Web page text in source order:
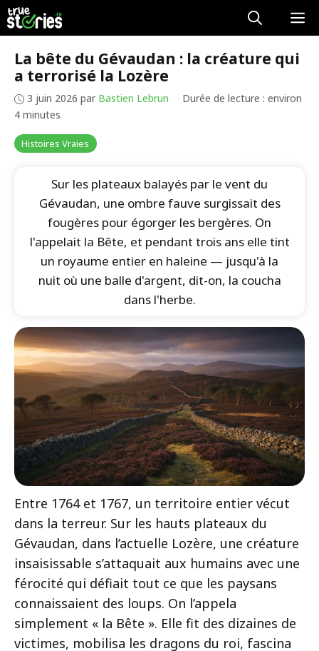
Aller
au
contenu
Histoires Vraies
La bête du Gévaudan : la créature qui
a terrorisé la Lozère
3 juin 2026 par Bastien Lebrun · Durée de lecture : environ
4 minutes
Sur les plateaux balayés par le vent du
Gévaudan, une ombre fauve surgissait des
fougères pour égorger les bergères. On
l'appelait la Bête, et pendant trois ans elle tint
un royaume entier en haleine — jusqu'à la
nuit où une balle d'argent, dit-on, la coucha
dans l'herbe.
Entre 1764 et 1767, un territoire entier vécut
dans la terreur. Sur les hauts plateaux du
Gévaudan, dans l’actuelle Lozère, une créature
insaisissable s’attaquait aux humains avec une
férocité qui défiait tout ce que les paysans
connaissaient des loups. On l’appela
simplement « la Bête ». Elle fit des dizaines de
victimes, mobilisa les dragons du roi, fascina